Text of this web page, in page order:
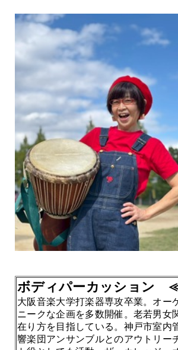
ボディパーカッション
大阪音楽大学打楽器専攻卒業。オー
ニークな企画を多数開催。老若男女
在り方を目指している。神戸市室内
響楽団アンサンブルとのアウトリー